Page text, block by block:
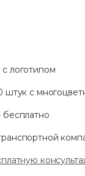
логотипом
штук с
бесплатно